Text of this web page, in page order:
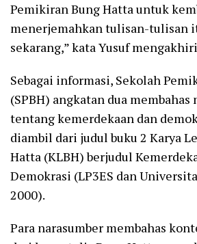
Pemikiran Bung Hatta untuk
menerjemahkan tulisan-tulisan
sekarang,” kata Yusuf
Sebagai informasi, Sekolah
(SPBH) angkatan dua
tentang kemerdekaan dan
diambil dari judul buku 2 Karya
Hatta (KLBH) berjudul
Demokrasi (LP3ES dan
2000).
Para narasumber membahas